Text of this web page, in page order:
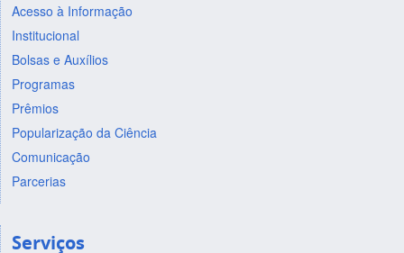
Acesso à Informação
Institucional
Bolsas e Auxílios
Programas
Prêmios
Popularização da Ciência
Comunicação
Parcerias
Serviços